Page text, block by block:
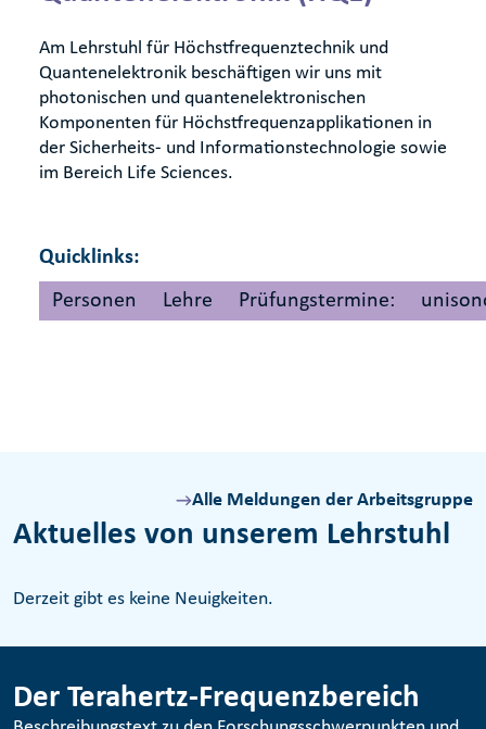
Am Lehrstuhl für Höchstfrequenztechnik und
Quantenelektronik beschäftigen wir uns mit
photonischen und quantenelektronischen
Komponenten für Höchstfrequenzapplikationen in
der Sicherheits- und Informationstechnologie sowie
im Bereich Life Sciences.
Quicklinks:
Personen
Lehre Prüfungstermine:
Aktuelles von unserem Lehrstuhl
Alle Meldungen der Arbeitsgruppe
Derzeit gibt es keine Neuigkeiten.
Der Terahertz-Frequenzbereich